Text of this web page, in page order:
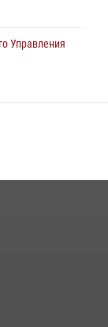
Управления
приняли